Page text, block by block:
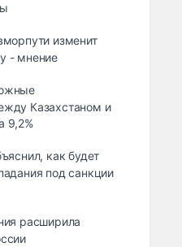
изменит
- мнение
Казахстаном и
9,2%
как будет
под санкции
расширила